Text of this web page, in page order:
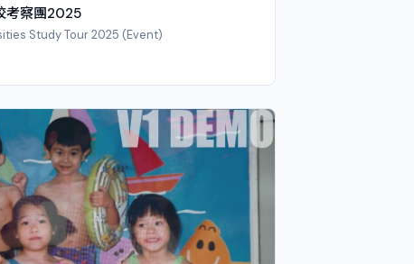
考察團2025
Study Tour 2025 (Event)